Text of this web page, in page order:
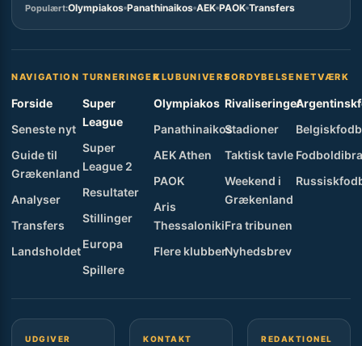
Populært:Olympiakos Panathinaikos AEK PAOK Transfers
NAVIGATION
Forside
Seneste nyt
Guide til
Grækenland
Analyser
Transfers
Landsholdet
TURNERINGER
Super
League
Super
League 2
Resultater
Stillinger
Europa
Spillere
KLUBUNIVERS
Olympiakos
Panathinaikos
AEK Athen
PAOK
Aris
Thessaloniki
Flere klubber
FORDYBELSE
Rivaliseringer
Stadioner
Taktisk tavle
Weekend i
Grækenland
Fra tribunen
Nyhedsbrev
NETVÆRK
UDGIVER KONTAKT
REDAKTIONEL